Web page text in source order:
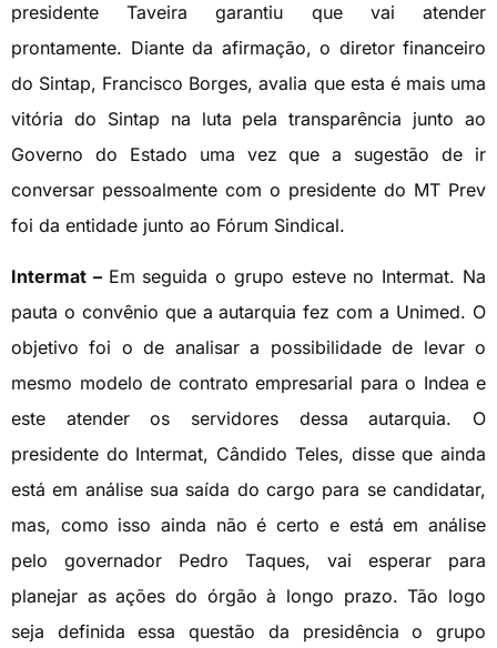
presidente Taveira garantiu que vai atender
prontamente. Diante da afirmação, o diretor financeiro
do Sintap, Francisco Borges, avalia que esta é mais uma
vitória do Sintap na luta pela transparência junto ao
Governo do Estado uma vez que a sugestão de ir
conversar pessoalmente com o presidente do MT Prev
foi da entidade junto ao Fórum Sindical.
Intermat – Em seguida o grupo esteve no Intermat. Na
pauta o convênio que a autarquia fez com a Unimed. O
objetivo foi o de analisar a possibilidade de levar o
mesmo modelo de contrato empresarial para o Indea e
este atender os servidores dessa autarquia. O
presidente do Intermat, Cândido Teles, disse que ainda
está em análise sua saída do cargo para se candidatar,
mas, como isso ainda não é certo e está em análise
pelo governador Pedro Taques, vai esperar para
planejar as ações do órgão à longo prazo. Tão logo
seja definida essa questão da presidência o grupo